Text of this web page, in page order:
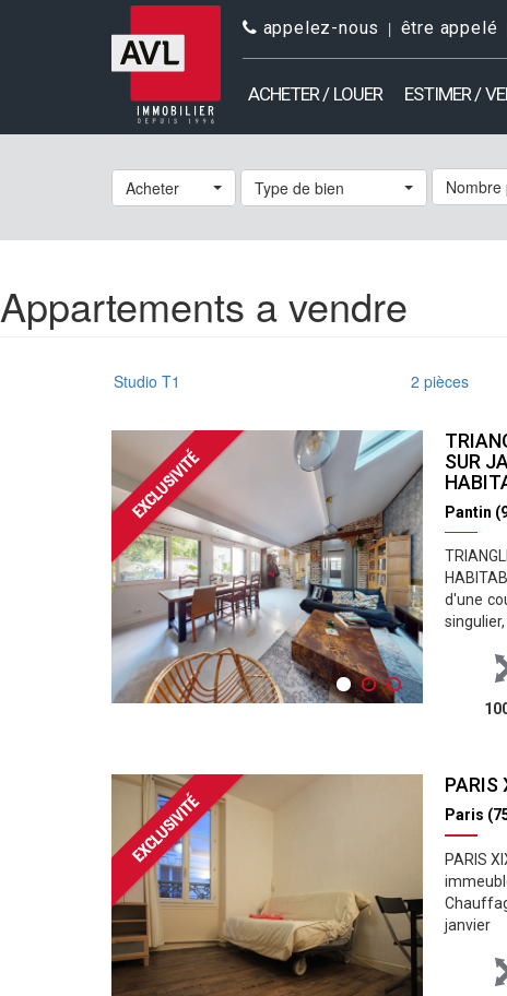
appelez-nous être appelé
ACHETER / LOUER ESTIMER /
Acheter Type de bien Nombre
Appartements a vendre
Studio T1 2 pièces
SUR
Pantin
d'une
PARIS
Paris
PARIS
janvier